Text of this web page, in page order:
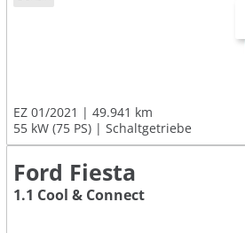
EZ 01/2021
49.941 km
55 kW (75 PS)
Schaltgetriebe
Ford Fiesta
1.1 Cool & Connect